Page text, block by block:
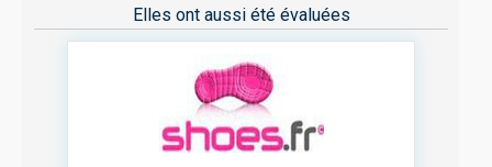
Elles ont aussi été évaluées